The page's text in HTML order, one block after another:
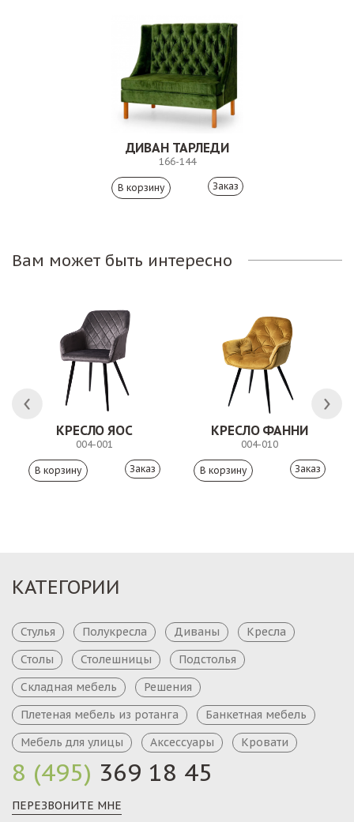
ДИВАН ТАРЛЕДИ
166-144
Заказ
Вам может быть интересно
КРЕСЛО ЯОС
004-001
Заказ
КРЕСЛО ФАННИ
004-010
Заказ
8 (495) 369 18 45
ПЕРЕЗВОНИТЕ МНЕ
КАТЕГОРИИ
Стулья Полукресла Диваны
Кресла
Столы
Столешницы
Подстолья
Складная мебель
Решения
Плетеная мебель из ротанга
Банкетная мебель
Мебель для улицы
Аксессуары Кровати